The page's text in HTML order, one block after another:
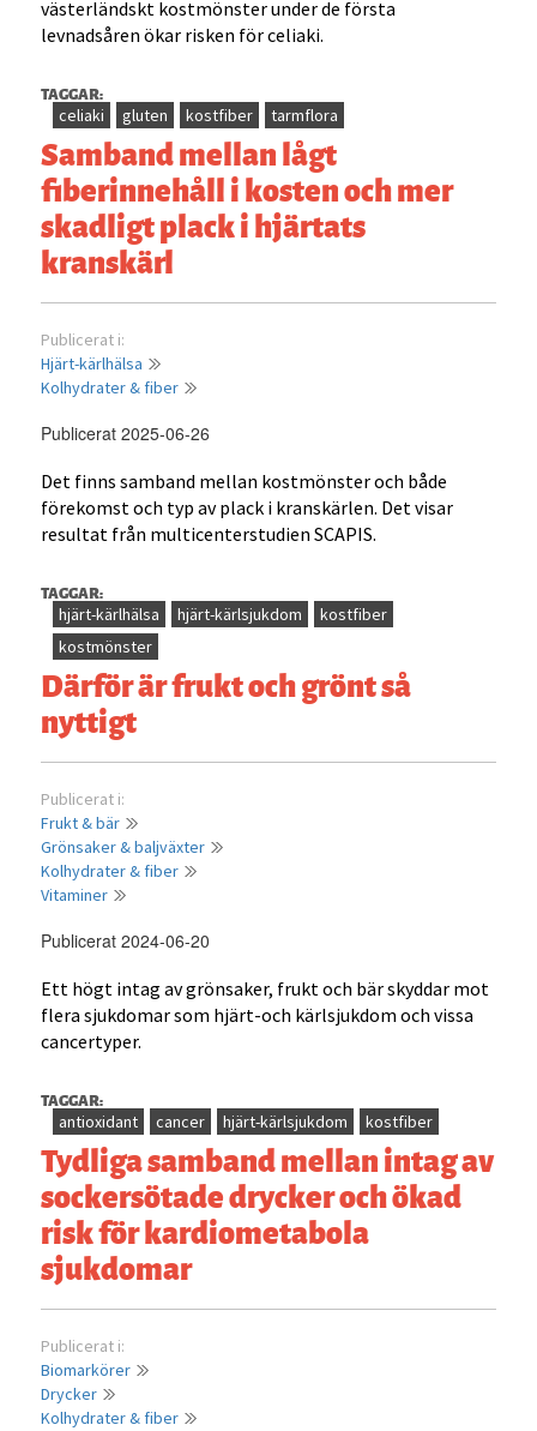
västerländskt kostmönster under de första
levnadsåren ökar risken för celiaki.
TAGGAR:
celiaki gluten kostfiber tarmflora
Samband mellan lågt
fiberinnehåll i kosten och mer
skadligt plack i hjärtats
kranskärl
Publicerat i:
Hjärt-kärlhälsa
Kolhydrater & fiber
Publicerat 2025-06-26
Det finns samband mellan kostmönster och både
förekomst och typ av plack i kranskärlen. Det visar
resultat från multicenterstudien SCAPIS.
TAGGAR:
hjärt-kärlhälsa hjärt-kärlsjukdom
kostfiber
kostmönster
Därför är frukt och grönt så
nyttigt
Publicerat i:
Frukt & bär
Grönsaker & baljväxter
Kolhydrater & fiber
Vitaminer
Publicerat 2024-06-20
Ett högt intag av grönsaker, frukt och bär skyddar mot
flera sjukdomar som hjärt-och kärlsjukdom och vissa
cancertyper.
TAGGAR:
antioxidant cancer hjärt-kärlsjukdom kostfiber
Tydliga samband mellan intag av
sockersötade drycker och ökad
risk för kardiometabola
sjukdomar
Publicerat i:
Biomarkörer
Drycker
Kolhydrater & fiber